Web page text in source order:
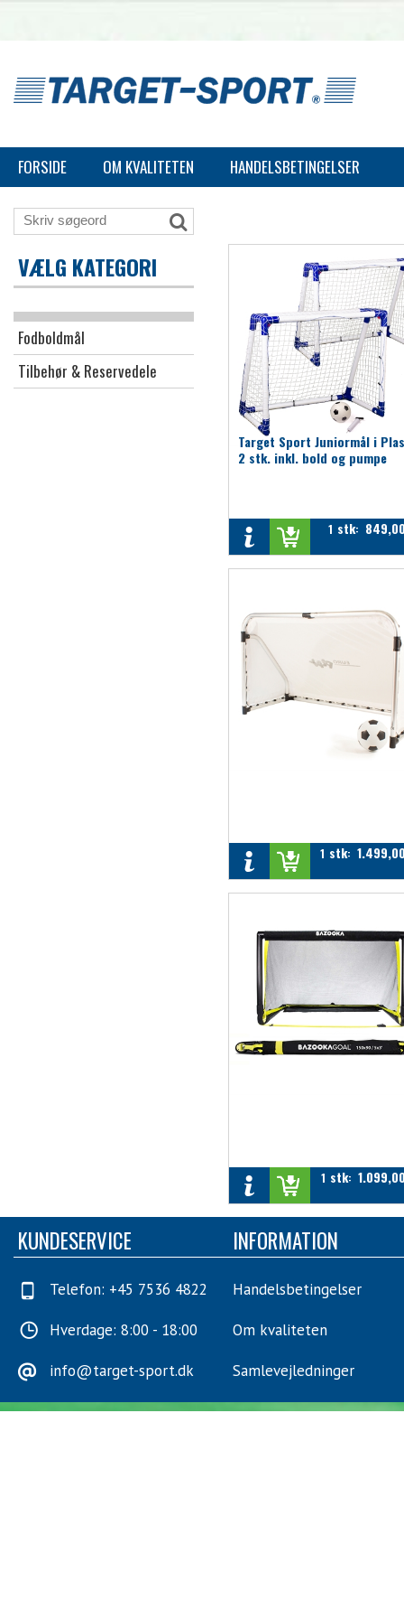
FORSIDE OM KVALITETEN HANDELSBETINGELSER
VÆLG KATEGORI
Fodboldmål
Tilbehør & Reservedele
Target Sport Juniormål i
2 stk. inkl. bold og pumpe
1 stk:
1 stk:
1 stk:
KUNDESERVICE
Telefon: +45 7536 4822
Hverdage: 8:00 - 18:00
info@target-sport.dk
INFORMATION
Handelsbetingelser
Om kvaliteten
Samlevejledninger